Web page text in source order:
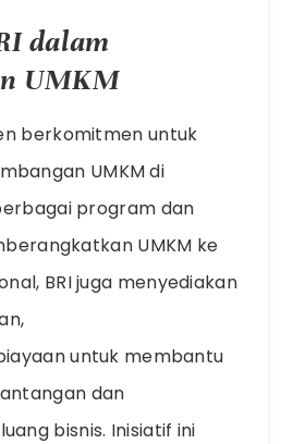
dalam
UMKM
berkomitmen untuk
UMKM di
program dan
UMKM ke
BRI juga menyediakan
untuk membantu
dan
bisnis. Inisiatif ini